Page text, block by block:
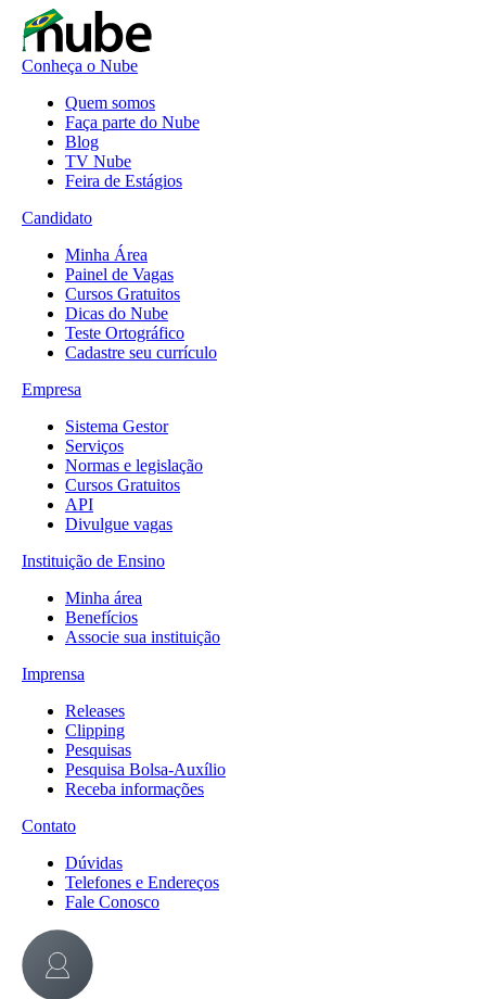
Conheça o Nube
Quem somos
Faça parte do Nube
Blog
TV Nube
Feira de Estágios
Candidato
Minha Área
Painel de Vagas
Cursos Gratuitos
Dicas do Nube
Teste Ortográfico
Cadastre seu currículo
Empresa
Sistema Gestor
Serviços
Normas e legislação
Cursos Gratuitos
API
Divulgue vagas
Instituição de Ensino
Minha área
Benefícios
Associe sua instituição
Imprensa
Releases
Clipping
Pesquisas
Pesquisa Bolsa-Auxílio
Receba informações
Contato
Dúvidas
Telefones e Endereços
Fale Conosco